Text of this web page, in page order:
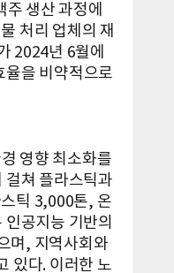
생산 과정에
처리 업체의 재
2024년 6월에
율을 비약적으로
영향 최소화를
걸쳐 플라스틱과
틱 3,000톤, 온
공지능 기반의
며, 지역사회와
있다. 이러한 노